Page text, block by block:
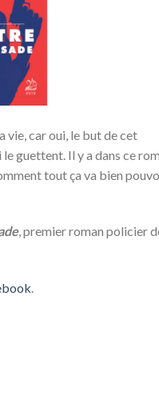
vie, car oui, le but de cet
guettent. Il y a dans ce
tout ça va bien
, premier roman policier
.